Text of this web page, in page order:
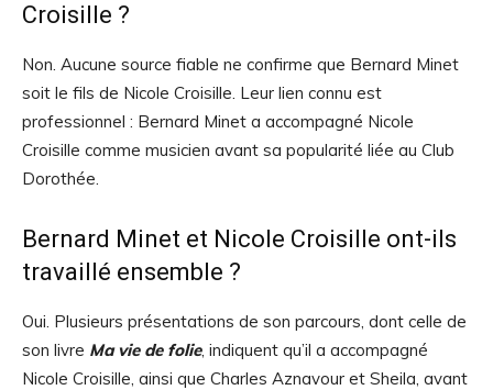
Croisille ?
Non. Aucune source fiable ne confirme que Bernard Minet
soit le fils de Nicole Croisille. Leur lien connu est
professionnel : Bernard Minet a accompagné Nicole
Croisille comme musicien avant sa popularité liée au Club
Dorothée.
Bernard Minet et Nicole Croisille ont-ils
travaillé ensemble ?
Oui. Plusieurs présentations de son parcours, dont celle de
son livre Ma vie de folie, indiquent qu’il a accompagné
Nicole Croisille, ainsi que Charles Aznavour et Sheila, avant